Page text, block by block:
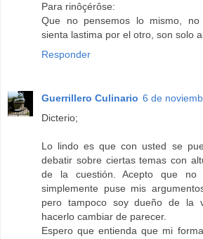
Para rinôçérôse:
Que no pensemos lo mismo,
sienta lastima por el otro, son solo
Responder
Guerrillero Culinario 6 de
Dicterio;
Lo lindo es que con usted se
debatir sobre ciertas temas con
de la cuestión. Acepto que
simplemente puse mis
pero tampoco soy dueño de la
hacerlo cambiar de parecer.
Espero que entienda que mi